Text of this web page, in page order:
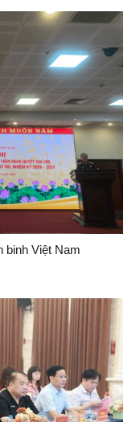
binh Việt Nam